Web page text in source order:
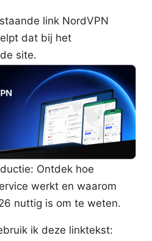
link NordVPN
dat bij het
site.
Ontdek hoe
werkt en waarom
nuttig is om te weten.
ik deze linktekst: